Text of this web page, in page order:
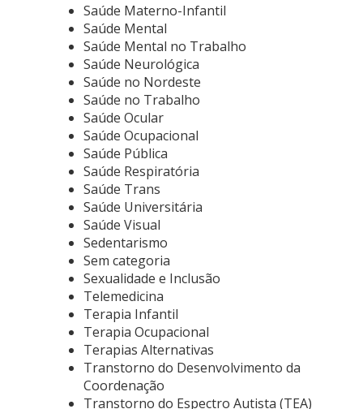
Saúde Materno-Infantil
Saúde Mental
Saúde Mental no Trabalho
Saúde Neurológica
Saúde no Nordeste
Saúde no Trabalho
Saúde Ocular
Saúde Ocupacional
Saúde Pública
Saúde Respiratória
Saúde Trans
Saúde Universitária
Saúde Visual
Sedentarismo
Sem categoria
Sexualidade e Inclusão
Telemedicina
Terapia Infantil
Terapia Ocupacional
Terapias Alternativas
Transtorno do Desenvolvimento da
Coordenação
Transtorno do Espectro Autista (TEA)